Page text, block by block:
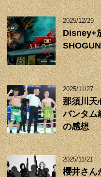
2025/12/29
Disney+
2025/11/27
那須川天
バンタム
の感想
2025/11/21
櫻井さん